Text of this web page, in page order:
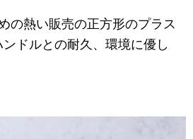
の熱い販売の正方形のプラス
ドルとの耐久、環境に優し